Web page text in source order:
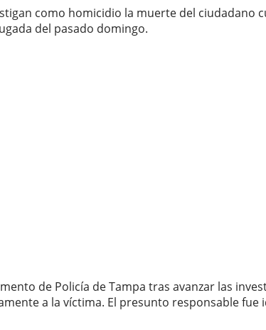
como homicidio la muerte del ciudadano
del pasado domingo.
de Policía de Tampa tras avanzar las
a la víctima. El presunto responsable